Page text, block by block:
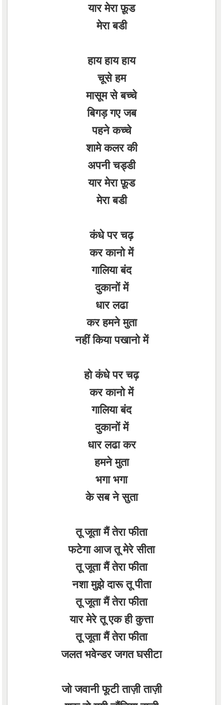
यार मेरा फ़ूड
मेरा बडी
हाय हाय हाय
चूसे हम
मासूम से बच्चे
बिगड़ गए जब
पहने कच्चे
शामे कलर की
अपनी चड्डी
यार मेरा फ़ूड
मेरा बडी
कंधे पर चढ़
कर कानो में
गालिया बंद
दुकानों में
धार लढा
कर हमने मुता
नहीं किया पखानो में
हो कंधे पर चढ़
कर कानो में
गालिया बंद
दुकानों में
धार लढा कर
हमने मुता
भगा भगा
के सब ने सुता
तू जूता मैं तेरा फीता
फटेगा आज तू मेरे सीता
तू जूता मैं तेरा फीता
नशा मुझे दारू तू पीता
तू जूता मैं तेरा फीता
यार मेरे तू एक ही कुत्ता
तू जूता मैं तेरा फीता
जलत भवेन्डर जगत घसीटा
जो जवानी फूटी ताज़ी ताज़ी